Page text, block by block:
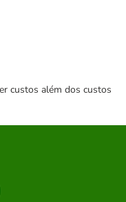
custos além dos custos